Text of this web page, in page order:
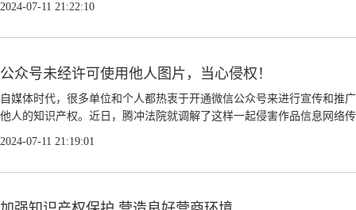
2024-07-11 21:22:10
公众号未经许可使用他人图片，当心侵权！
自媒体时代，很多单位和个人都热衷于开通微信公众号来进行宣传和
他人的知识产权。近日，腾冲法院就调解了这样一起侵害作品信息网络
2024-07-11 21:19:01